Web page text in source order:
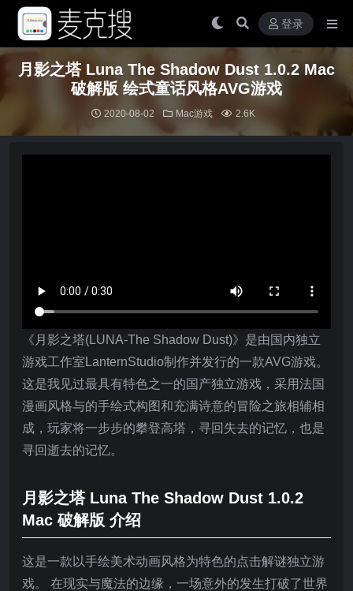
登录
月影之塔 Luna The Shadow Dust 1.0.2 Mac
破解版 绘式童话风格AVG游戏
2020-08-02 Mac游戏 2.6K
《月影之塔(LUNA-The Shadow Dust)》是由国内独立
游戏工作室LanternStudio制作并发行的一款AVG游戏。
这是我见过最具有特色之一的国产独立游戏，采用法国
漫画风格与的手绘式构图和充满诗意的冒险之旅相辅相
成，玩家将一步步的攀登高塔，寻回失去的记忆，也是
寻回逝去的记忆。
月影之塔 Luna The Shadow Dust 1.0.2
Mac 破解版 介绍
这是一款以手绘美术动画风格为特色的点击解谜独立游
戏。 在现实与魔法的边缘，一场意外的发生打破了世界